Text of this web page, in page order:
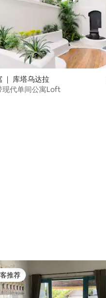
满分 5 分），共 26 条评价
｜ 库塔乌达拉
现代单间公寓Loft
推荐
推荐